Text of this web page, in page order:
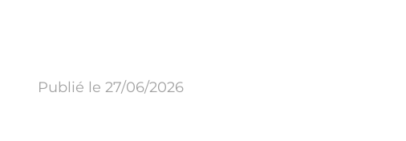
Publié le 27/06/2026